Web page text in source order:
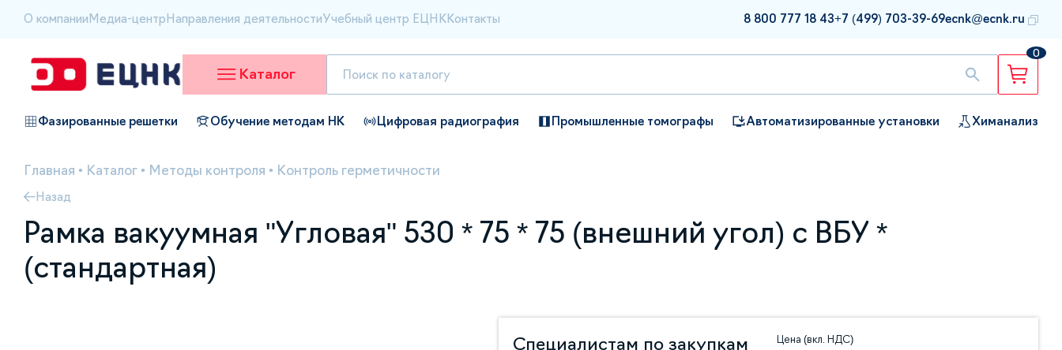
О компании Медиа-центр Направления деятельностиУчебный центр ЕЦНК Контакты 8 800 777 18 43+7 (499) 703-39-69ecnk@ecnk.ru
Каталог
0
Фазированные решетки Обучение методам НК Цифровая радиография Промышленные томографы Автоматизированные установки Химанализ
Главная • Каталог • Методы контроля • Контроль герметичности
Назад
Рамка вакуумная "Угловая" 530 * 75 * 75 (внешний угол) с ВБУ *
(стандартная)
Специалистам по закупкам Цена (вкл. НДС)